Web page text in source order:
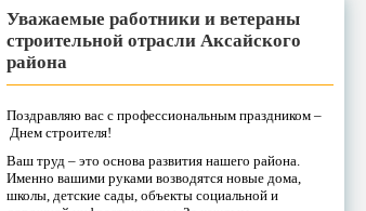
Уважаемые работники и ветераны
строительной отрасли Аксайского
района
Поздравляю вас с профессиональным праздником –
Днем строителя!
Ваш труд – это основа развития нашего района.
Именно вашими руками возводятся новые дома,
школы, детские сады, объекты социальной и